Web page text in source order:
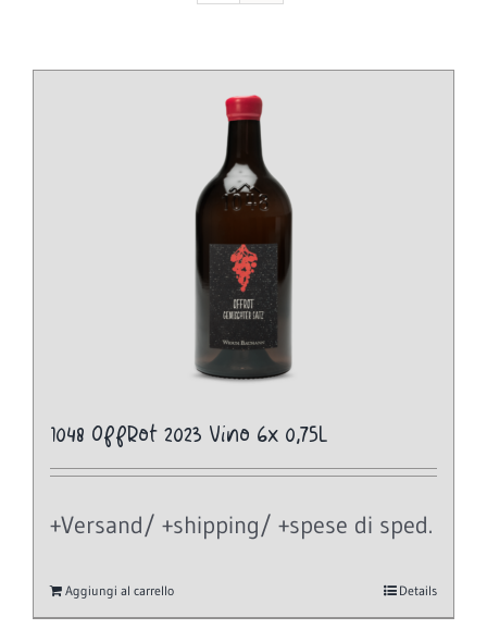
1048 OffRot 2023 Vino 6x 0,75L
+Versand/ +shipping/ +spese di sped.
Aggiungi al carrello Details